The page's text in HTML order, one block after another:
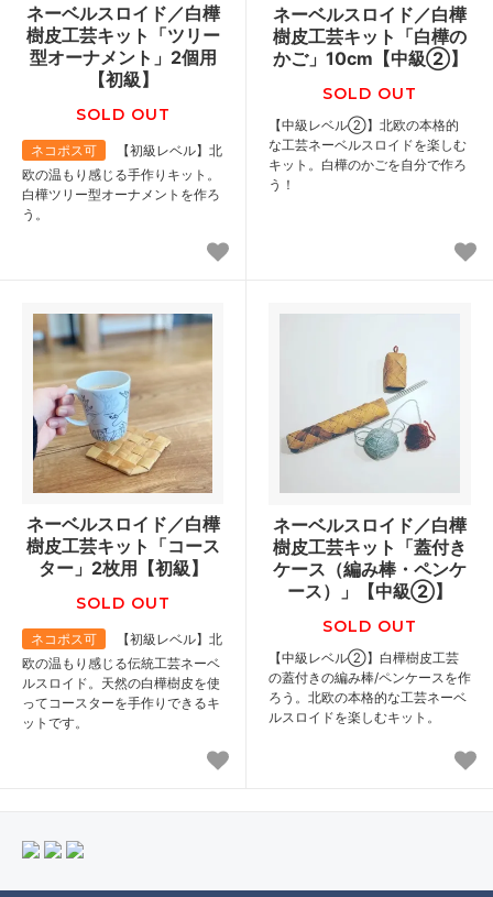
ネーベルスロイド／白樺
樹皮工芸キット「ツリー
型オーナメント」2個用
【初級】
SOLD OUT
ネコポス可
【初級レベル】北
欧の温もり感じる手作りキット。
白樺ツリー型オーナメントを作ろ
う。
ネーベルスロイド／白樺
樹皮工芸キット「白樺の
かご」10cm【中級②】
SOLD OUT
【中級レベル②】北欧の本格的
な工芸ネーベルスロイドを楽しむ
キット。白樺のかごを自分で作ろ
う！
ネーベルスロイド／白樺
樹皮工芸キット「コース
ター」2枚用【初級】
SOLD OUT
ネコポス可
【初級レベル】北
欧の温もり感じる伝統工芸ネーベ
ルスロイド。天然の白樺樹皮を使
ってコースターを手作りできるキ
ットです。
ネーベルスロイド／白樺
樹皮工芸キット「蓋付き
ケース（編み棒・ペンケ
ース）」【中級②】
SOLD OUT
【中級レベル②】白樺樹皮工芸
の蓋付きの編み棒/ペンケースを作
ろう。北欧の本格的な工芸ネーベ
ルスロイドを楽しむキット。